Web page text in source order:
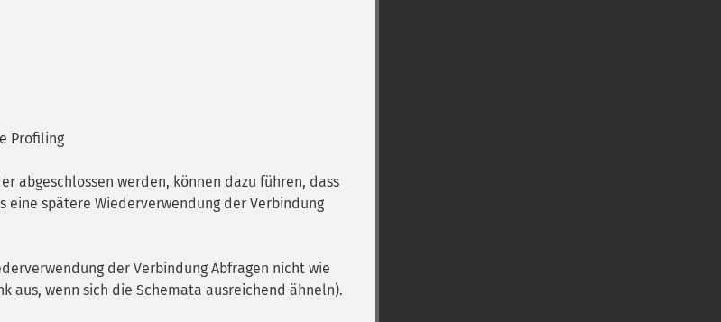
Profiling
abgeschlossen werden, können dazu führen, dass
spätere Wiederverwendung der Verbindung
der Verbindung Abfragen nicht wie
aus, wenn sich die Schemata ausreichend ähneln).